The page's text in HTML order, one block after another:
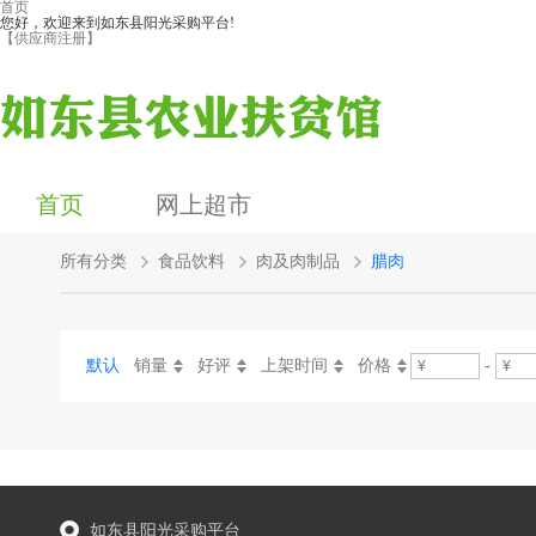
首页
您好，欢迎来到如东县阳光采购平台!
【供应商注册】
首页 网上超市
所有分类 食品饮料 肉及肉制品 腊肉
默认 销量 好评 上架时间 价格 -
如东县阳光采购平台